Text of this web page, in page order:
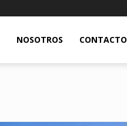
NOSOTROS CONTACTO